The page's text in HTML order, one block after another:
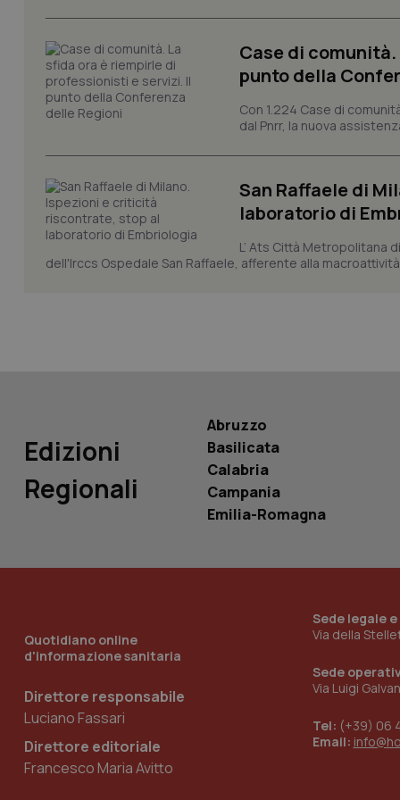
Case di
punto della
Con 1.224 Case di
dal Pnrr, la nuova
San Raffaele di
laboratorio di
L’ Ats Città Metropolitana
dell'Irccs Ospedale San Raffaele, afferente alla
Edizioni
Regionali
Abruzzo
Basilicata
Calabria
Campania
Emilia-Romagna
Quotidiano online
d'informazione sanitaria
Direttore responsabile
Luciano Fassari
Direttore editoriale
Francesco Maria Avitto
Sede legale
Via della
Sede
Via Luigi
Tel: (+39) 06
Email:
tracking-sites-
tracking-sites-
session-id
_ga
_ga_0VMQEQKQ1N
__Secure-YNID